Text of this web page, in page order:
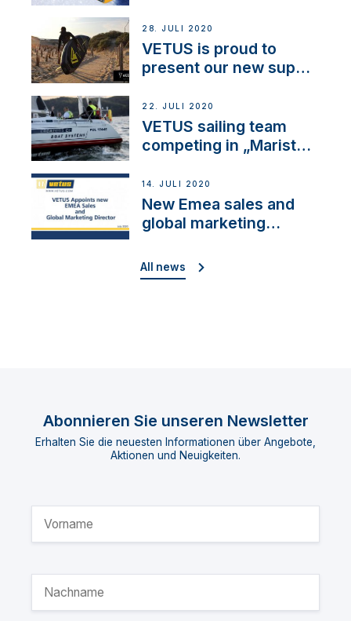
28. JULI 2020
VETUS is proud to
present our new sup
22. JULI 2020
VETUS sailing team
competing in „Maristo
14. JULI 2020
New Emea sales and
global marketing
All news
Abonnieren Sie unseren Newsletter
Erhalten Sie die neuesten Informationen über Angebote,
Aktionen und Neuigkeiten.